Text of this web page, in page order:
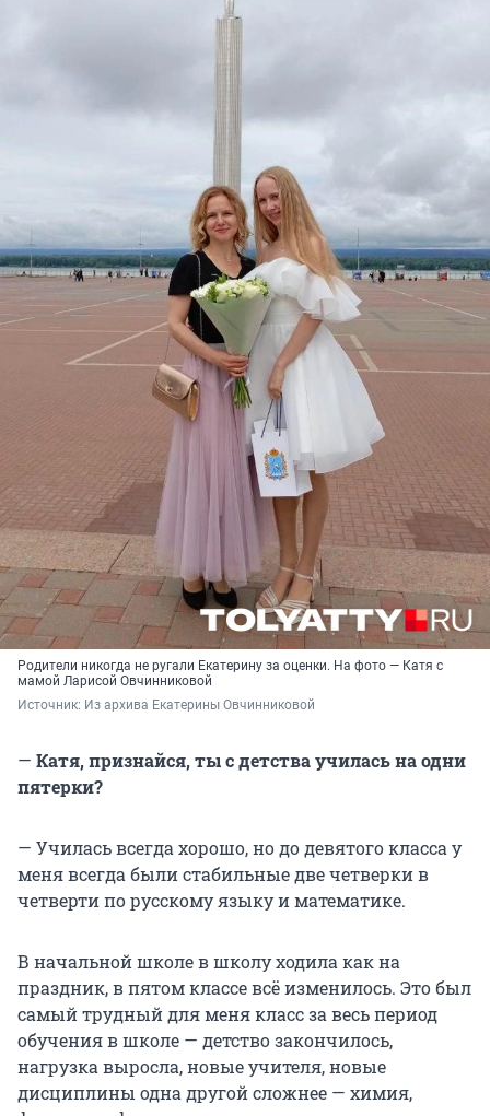
Родители никогда не ругали Екатерину за оценки. На фото — Катя с
мамой Ларисой Овчинниковой
Источник: Из архива Екатерины Овчинниковой
— Катя, признайся, ты с детства училась на одни
пятерки?
— Училась всегда хорошо, но до девятого класса у
меня всегда были стабильные две четверки в
четверти по русскому языку и математике.
В начальной школе в школу ходила как на
праздник, в пятом классе всё изменилось. Это был
самый трудный для меня класс за весь период
обучения в школе — детство закончилось,
нагрузка выросла, новые учителя, новые
дисциплины одна другой сложнее — химия,